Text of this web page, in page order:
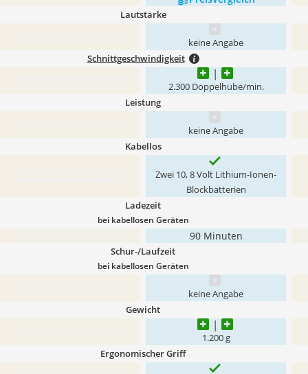
Lautstärke
keine Angabe
Schnittgeschwindigkeit
2.300 Doppelhübe/min.
Leistung
keine Angabe
Kabellos
Zwei 10, 8 Volt Lithium-Ionen-
Blockbatterien
Ladezeit
bei kabellosen Geräten
90 Minuten
Schur-/Laufzeit
bei kabellosen Geräten
keine Angabe
Gewicht
1.200 g
Ergonomischer Griff